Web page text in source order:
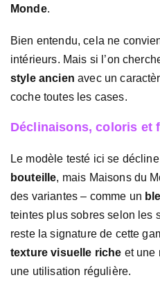
Monde.
Bien entendu, cela ne
intérieurs. Mais si l’on
style ancien avec un
coche toutes les cases.
Déclinaisons, coloris et
Le modèle testé ici se
bouteille, mais Maisons du
des variantes – comme un
teintes plus sobres selon les
reste la signature de cette
texture visuelle riche et une
une utilisation régulière.